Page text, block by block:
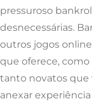
pressuroso
desnecessárias.
outros jogos
que oferece,
tanto novatos que
anexar